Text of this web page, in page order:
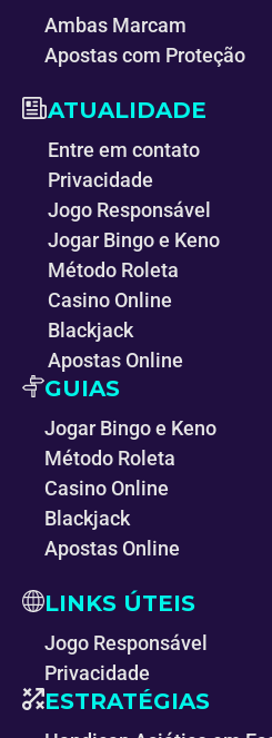
Ambas Marcam
Apostas com Proteção
ATUALIDADE
Entre em contato
Privacidade
Jogo Responsável
Jogar Bingo e Keno
Método Roleta
Casino Online
Blackjack
Apostas Online
GUIAS
Jogar Bingo e Keno
Método Roleta
Casino Online
Blackjack
Apostas Online
LINKS ÚTEIS
Jogo Responsável
Privacidade
ESTRATÉGIAS